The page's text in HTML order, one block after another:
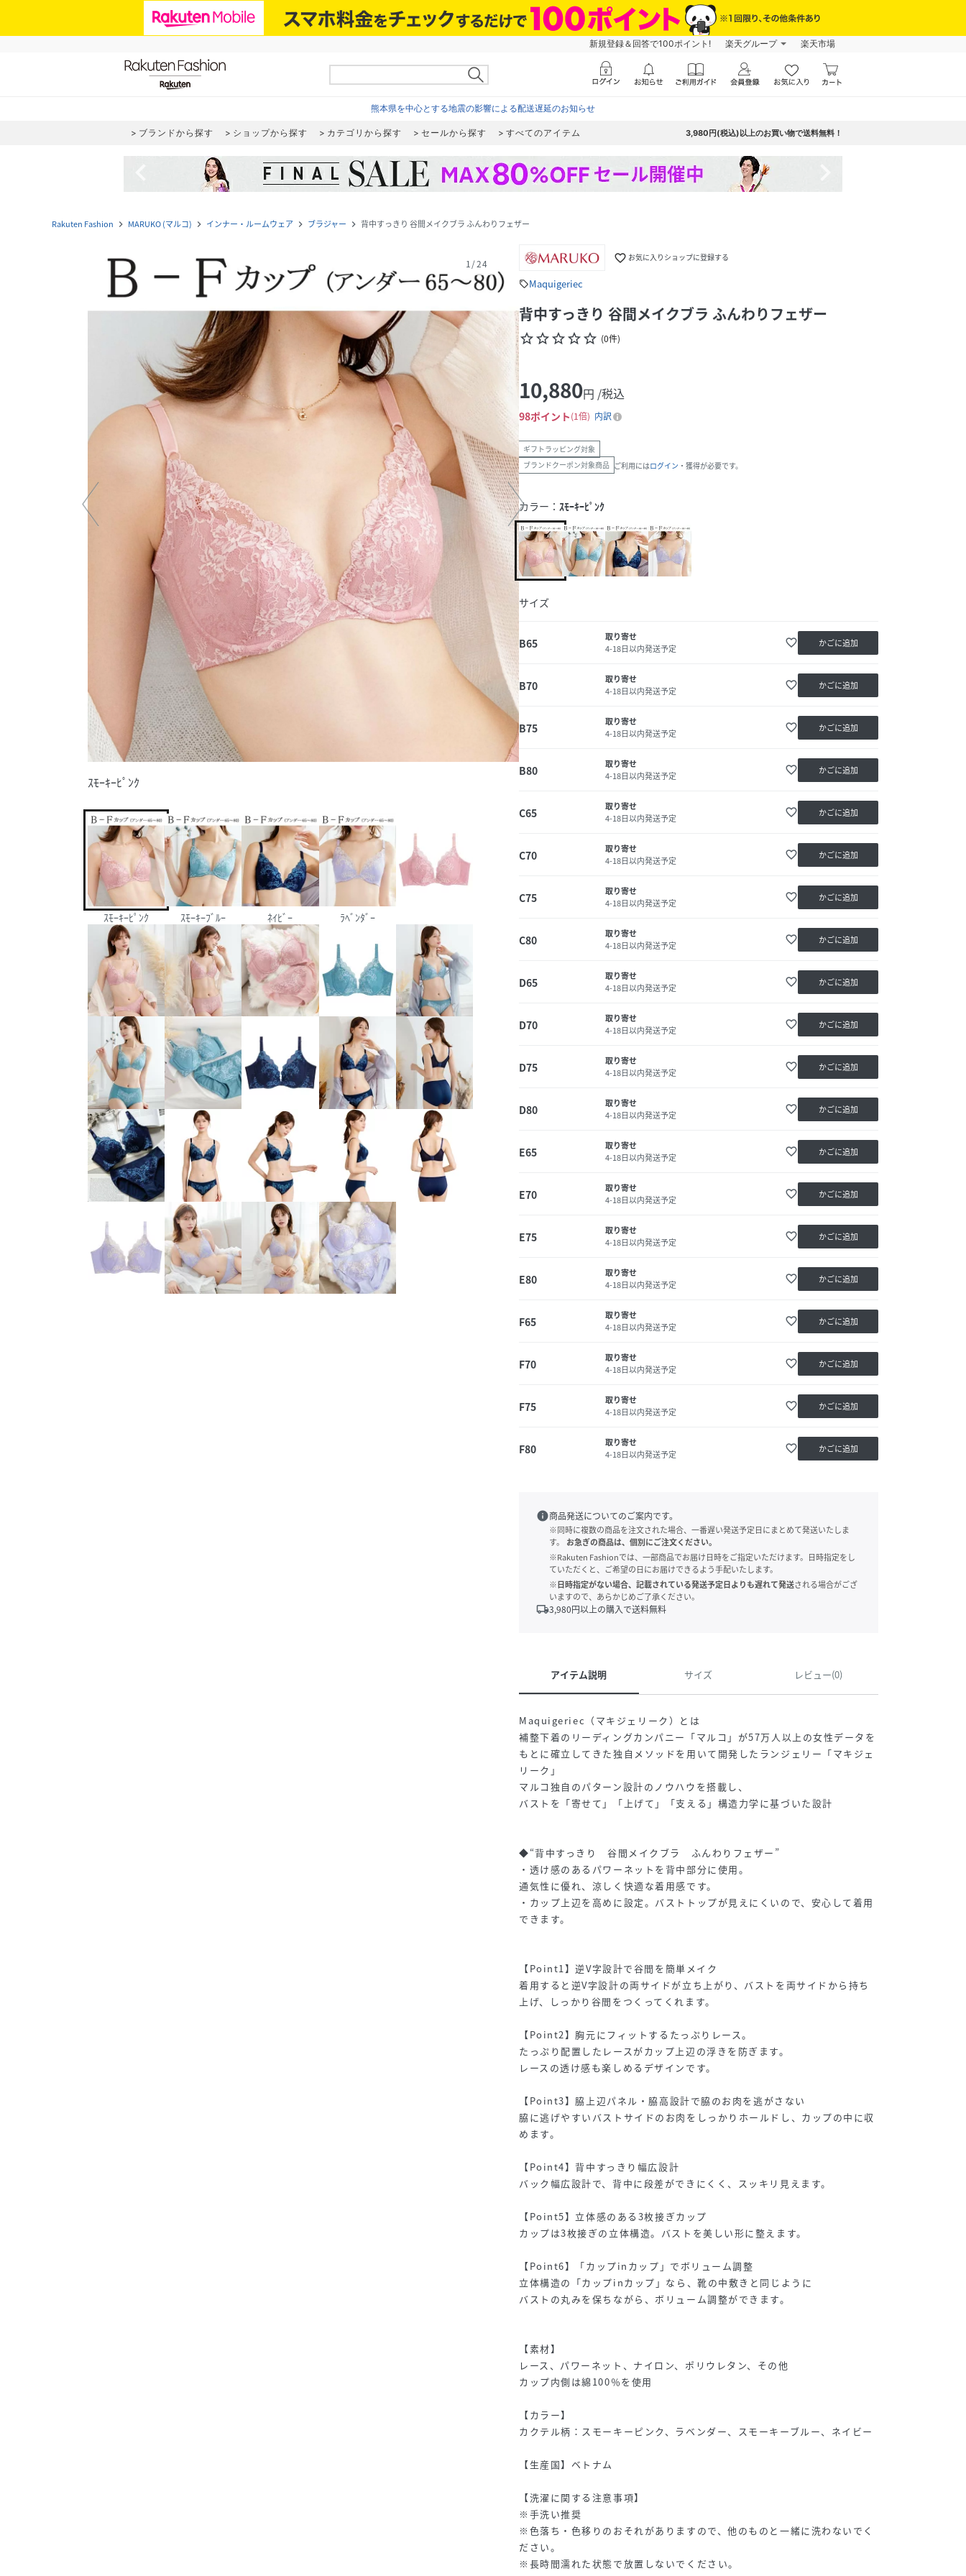
新規登録＆回答で100ポイント! 楽天グループ 楽天市場
熊本県を中心とする地震の影響による配送遅延のお知らせ
ブランドから探す ショップから探す カテゴリから探す セールから探す すべてのアイテム 3,980円(税込)以上のお買い物で送料無料！
Rakuten Fashion navigate_next MARUKO (マルコ) navigate_next インナー・ルームウェア navigate_next ブラジャー navigate_next 背中すっきり 谷間メイクブラ ふんわりフェザー
1/24
ｽﾓｰｷｰﾋﾟﾝｸ
ｽﾓｰｷｰﾋﾟﾝｸ ｽﾓｰｷｰﾌﾞﾙｰ ﾈｲﾋﾞｰ ﾗﾍﾞﾝﾀﾞｰ
favorite_border お気に入りショップに登録する
sellMaquigeriec
背中すっきり 谷間メイクブラ ふんわりフェザー
star_borderstar_borderstar_borderstar_borderstar_border (0件)
10,880円 /税込
98ポイント 1倍 内訳
ギフトラッピング対象
ブランドクーポン対象商品 ご利用にはログイン ・獲得が必要です。
カラー： ｽﾓｰｷｰﾋﾟﾝｸ
サイズ
B65
取り寄せ
4-18日以内発送予定
favorite_border かごに追加
B70
取り寄せ
4-18日以内発送予定
favorite_border かごに追加
B75
取り寄せ
4-18日以内発送予定
favorite_border かごに追加
B80
取り寄せ
4-18日以内発送予定
favorite_border かごに追加
C65
取り寄せ
4-18日以内発送予定
favorite_border かごに追加
C70
取り寄せ
4-18日以内発送予定
favorite_border かごに追加
C75
取り寄せ
4-18日以内発送予定
favorite_border かごに追加
C80
取り寄せ
4-18日以内発送予定
favorite_border かごに追加
D65
取り寄せ
4-18日以内発送予定
favorite_border かごに追加
D70
取り寄せ
4-18日以内発送予定
favorite_border かごに追加
D75
取り寄せ
4-18日以内発送予定
favorite_border かごに追加
D80
取り寄せ
4-18日以内発送予定
favorite_border かごに追加
E65
取り寄せ
4-18日以内発送予定
favorite_border かごに追加
E70
取り寄せ
4-18日以内発送予定
favorite_border かごに追加
E75
取り寄せ
4-18日以内発送予定
favorite_border かごに追加
E80
取り寄せ
4-18日以内発送予定
favorite_border かごに追加
F65
取り寄せ
4-18日以内発送予定
favorite_border かごに追加
F70
取り寄せ
4-18日以内発送予定
favorite_border かごに追加
F75
取り寄せ
4-18日以内発送予定
favorite_border かごに追加
F80
取り寄せ
4-18日以内発送予定
favorite_border かごに追加
info商品発送についてのご案内です。
※同時に複数の商品を注文された場合、一番遅い発送予定日にまとめて発送いたしま
す。
お急ぎの商品は、個別にご注文ください。
※Rakuten Fashionでは、一部商品でお届け日時をご指定いただけます。日時指定をし
ていただくと、ご希望の日にお届けできるよう手配いたします。
※日時指定がない場合、記載されている発送予定日よりも遅れて発送される場合がござ
いますので、あらかじめご了承ください。
local_shipping3,980円以上の購入で送料無料
アイテム説明 サイズ レビュー(0)
Maquigeriec（マキジェリーク）とは
補整下着のリーディングカンパニー「マルコ」が57万人以上の女性データを
もとに確立してきた独自メソッドを用いて開発したランジェリー「マキジェ
リーク」
マルコ独自のパターン設計のノウハウを搭載し、
バストを「寄せて」「上げて」「支える」構造力学に基づいた設計
◆“背中すっきり 谷間メイクブラ ふんわりフェザー”
・透け感のあるパワーネットを背中部分に使用。
通気性に優れ、涼しく快適な着用感です。
・カップ上辺を高めに設定。バストトップが見えにくいので、安心して着用
できます。
【Point1】逆V字設計で谷間を簡単メイク
着用すると逆V字設計の両サイドが立ち上がり、バストを両サイドから持ち
上げ、しっかり谷間をつくってくれます。
【Point2】胸元にフィットするたっぷりレース。
たっぷり配置したレースがカップ上辺の浮きを防ぎます。
レースの透け感も楽しめるデザインです。
【Point3】脇上辺パネル・脇高設計で脇のお肉を逃がさない
脇に逃げやすいバストサイドのお肉をしっかりホールドし、カップの中に収
めます。
【Point4】背中すっきり幅広設計
バック幅広設計で、背中に段差ができにくく、スッキリ見えます。
【Point5】立体感のある3枚接ぎカップ
カップは3枚接ぎの立体構造。バストを美しい形に整えます。
【Point6】「カップinカップ」でボリューム調整
立体構造の「カップinカップ」なら、靴の中敷きと同じように
バストの丸みを保ちながら、ボリューム調整ができます。
【素材】
レース、パワーネット、ナイロン、ポリウレタン、その他
カップ内側は綿100％を使用
【カラー】
カクテル柄：スモーキーピンク、ラベンダー、スモーキーブルー、ネイビー
【生産国】ベトナム
【洗濯に関する注意事項】
※手洗い推奨
※色落ち・色移りのおそれがありますので、他のものと一緒に洗わないでく
ださい。
※長時間濡れた状態で放置しないでください。